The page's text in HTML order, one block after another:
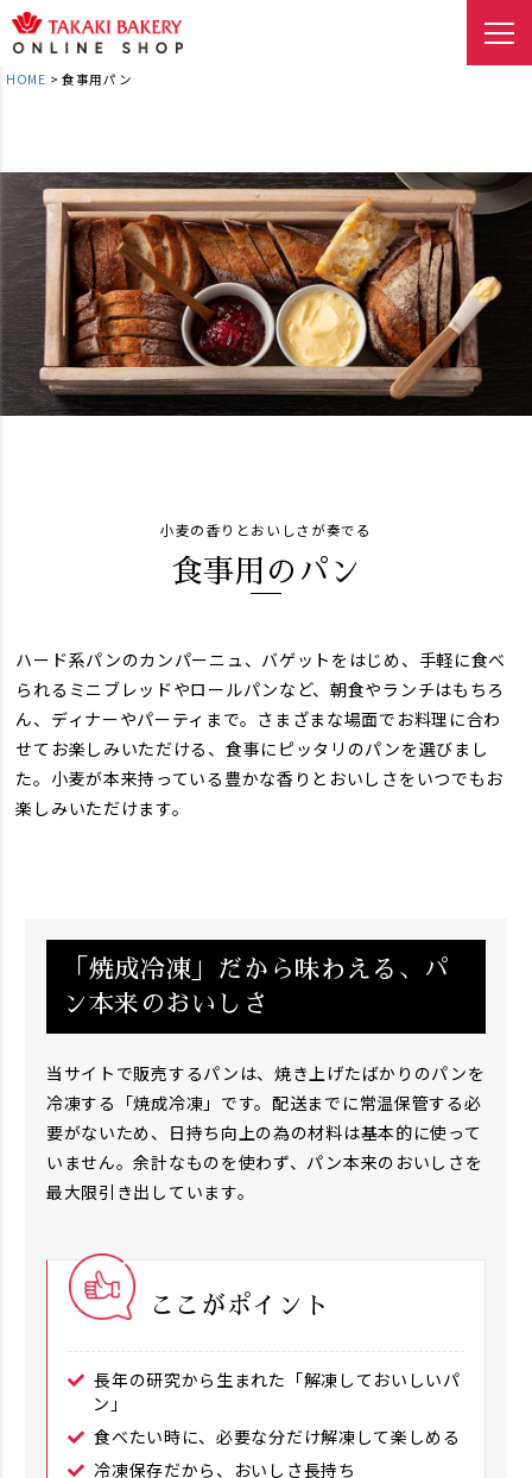
HOME 食事用パン
小麦の香りとおいしさが奏でる
食事用のパン
ハード系パンのカンパーニュ、バゲットをはじめ、手軽に食べ
られるミニブレッドやロールパンなど、朝食やランチはもちろ
ん、ディナーやパーティまで。さまざまな場面でお料理に合わ
せてお楽しみいただける、食事にピッタリのパンを選びまし
た。小麦が本来持っている豊かな香りとおいしさをいつでもお
楽しみいただけます。
「焼成冷凍」だから味わえる、パ
ン本来のおいしさ
当サイトで販売するパンは、焼き上げたばかりのパンを
冷凍する「焼成冷凍」です。配送までに常温保管する必
要がないため、日持ち向上の為の材料は基本的に使って
いません。余計なものを使わず、パン本来のおいしさを
最大限引き出しています。
ここがポイント
長年の研究から生まれた「解凍しておいしいパ
ン」
食べたい時に、必要な分だけ解凍して楽しめる
冷凍保存だから、おいしさ長持ち